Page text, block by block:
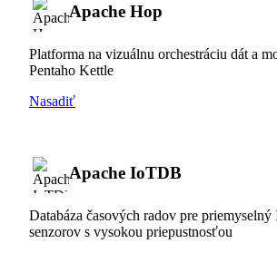
Apache Hop
Platforma na vizuálnu orchestráciu dát a
Pentaho Kettle
Nasadiť
Apache IoTDB
Databáza časových radov pre priemyselný
senzorov s vysokou priepustnosťou